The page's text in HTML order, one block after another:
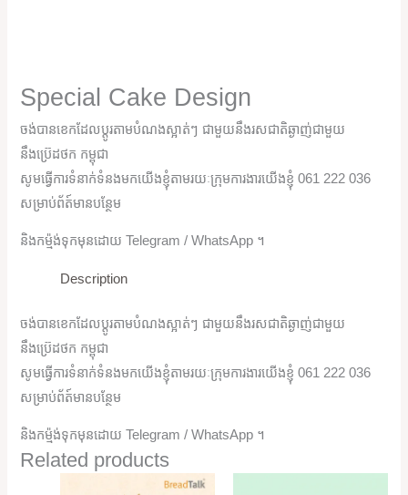
Special Cake Design
ចង់បានខេកដែលប្តូរតាមបំណងស្អាត់ៗ ជាមួយនឹងរសជាតិឆ្ងាញ់ជាមួយ
នឹងប្រ៊េដថក កម្ពុជា
សូមធ្វើការទំនាក់ទំនងមកយើងខ្ញុំតាមរយៈក្រុមការងារយើងខ្ញុំ 061 222 036
សម្រាប់ព័ត៍មានបន្ថែម
និងកម្ម៉ង់ទុកមុនដោយ Telegram / WhatsApp ។
Description
ចង់បានខេកដែលប្តូរតាមបំណងស្អាត់ៗ ជាមួយនឹងរសជាតិឆ្ងាញ់ជាមួយ
នឹងប្រ៊េដថក កម្ពុជា
សូមធ្វើការទំនាក់ទំនងមកយើងខ្ញុំតាមរយៈក្រុមការងារយើងខ្ញុំ 061 222 036
សម្រាប់ព័ត៍មានបន្ថែម
និងកម្ម៉ង់ទុកមុនដោយ Telegram / WhatsApp ។
Related products